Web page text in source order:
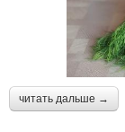
читать дальше →